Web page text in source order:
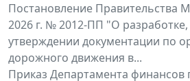
Постановление Правительства
2026 г. № 2012-ПП "О разработке,
утверждении документации по
дорожного движения в...
Приказ Департамента финансов